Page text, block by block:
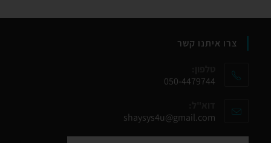
צרו איתנו קשר
050-4479744
shaysys4u@gmail.com